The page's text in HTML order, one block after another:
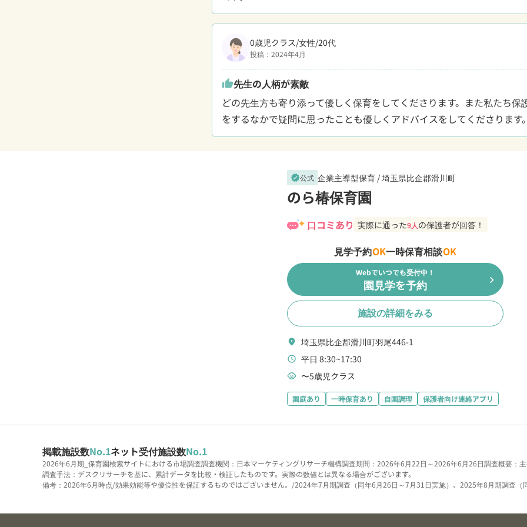
0歳児クラス/女性/20代
投稿：2024年4月
thumb_up先生の人柄が素敵
どの先生方も寄り添って優しく保育をしてくださります。また私たち保
をするなかで疑問に思ったことも優しくアドバイスをしてくださります。
verified公式 企業主導型保育 /埼玉県比企郡滑川町
のら椿保育園
口コミあり 実際に通った9人の保護者が回答！
見学予約OK一時保育相談OK
Webでいつでも受付中！
園見学を予約 chevron_right
施設の詳細をみる
location_on 埼玉県比企郡滑川町羽尾446-1
schedule 平日 8:30~17:30
child_care 〜5歳児クラス
園庭あり 一時保育あり 自園調理 保護者向け連絡アプリ
掲載施設数No.1ネット受付施設数No.1
2026年6月期_保育園検索サイトにおける市場調査調査機関：日本マーケティングリサーチ機構調査期間：2026年6月22日～2026年6月26日調査概要：
調査手法：デスクリサーチを基に、累計データを比較・検証したものです。実際の数値とは異なる場合がございます。
備考：2026年6月時点/効果効能等や優位性を保証するものではございません。/2024年7月期調査（同年6月26日～7月31日実施）、2025年8月期調査